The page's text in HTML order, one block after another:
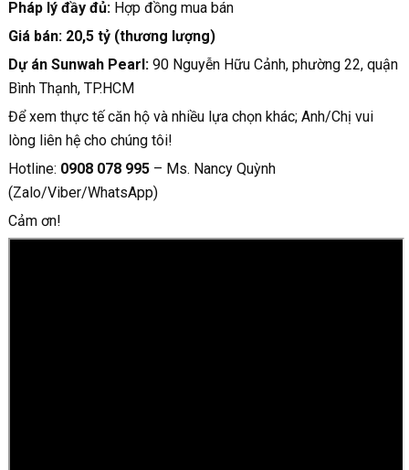
Pháp lý đầy đủ:Hợp đồng mua bán
Giá bán: 20,5 tỷ (thương lượng)
Dự án Sunwah Pearl: 90 Nguyễn Hữu Cảnh, phường 22, quận
Bình Thạnh, TP.HCM
Để xem thực tế căn hộ và nhiều lựa chọn khác; Anh/Chị vui
lòng liên hệ cho chúng tôi!
Hotline: 0908 078 995– Ms. Nancy Quỳnh
(Zalo/Viber/WhatsApp)
Cảm ơn!